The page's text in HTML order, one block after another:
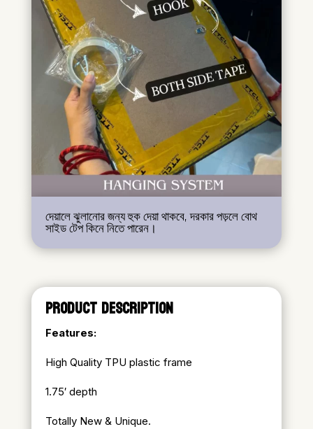
দেয়ালে ঝুলানোর জন্য হুক দেয়া থাকবে, দরকার পড়লে বোথ
সাইড টেপ কিনে নিতে পারেন।
PRODUCT DESCRIPTION
Features:
High Quality TPU plastic frame
1.75′ depth
Totally New & Unique.